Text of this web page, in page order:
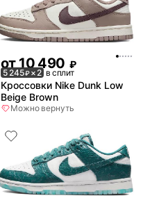
от10 490 ₽
5 245₽× 2 в сплит
Кроссовки Nike Dunk Low
Beige Brown
Можно вернуть